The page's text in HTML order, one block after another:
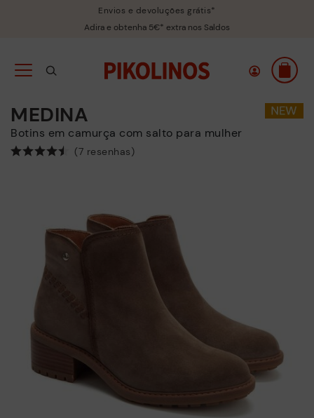
Envios e devoluções grátis*
Adira e obtenha 5€* extra nos Saldos
MEDINA
Botins em camurça com salto para mulher
(7 resenhas)